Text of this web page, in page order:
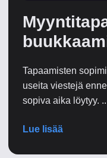
Tapaamisten
useita viestejä
sopiva aika löytyy.
Lue lisää